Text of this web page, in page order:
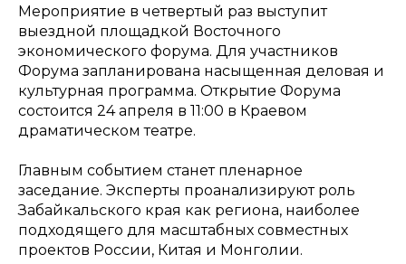
Мероприятие в четвертый раз выступит
выездной площадкой Восточного
экономического форума. Для участников
Форума запланирована насыщенная деловая и
культурная программа. Открытие Форума
состоится 24 апреля в 11:00 в Краевом
драматическом театре.
Главным событием станет пленарное
заседание. Эксперты проанализируют роль
Забайкальского края как региона, наиболее
подходящего для масштабных совместных
проектов России, Китая и Монголии.